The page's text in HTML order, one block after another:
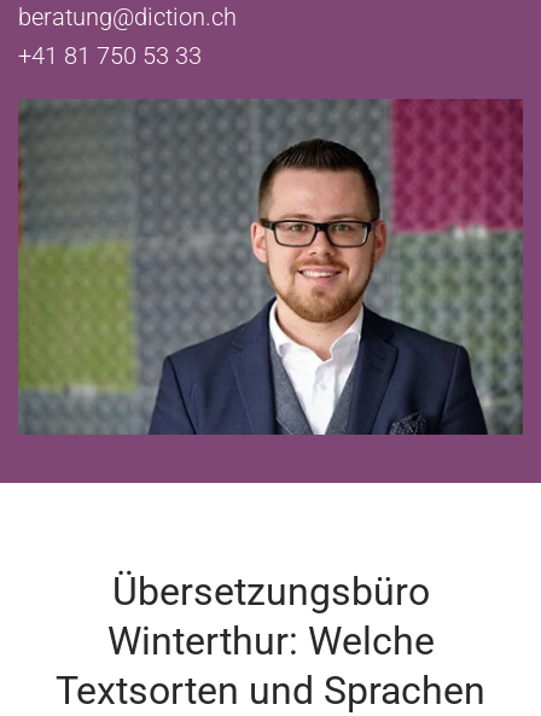
beratung@diction.ch
+41 81 750 53 33
Übersetzungsbüro
Winterthur: Welche
Textsorten und Sprachen